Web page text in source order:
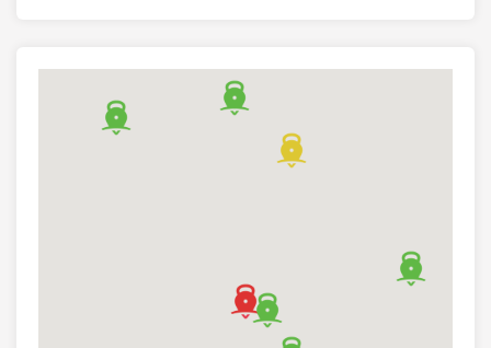
BIGG Florida (Av. Maipú 1154, B1638AAL Florida,
Provincia de Buenos Aires, Argentina)
BIGG Microcentro (Sarmiento 667, C1041AAM